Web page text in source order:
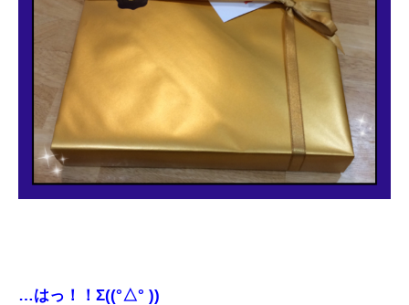
…はっ！！Σ((°△° ))